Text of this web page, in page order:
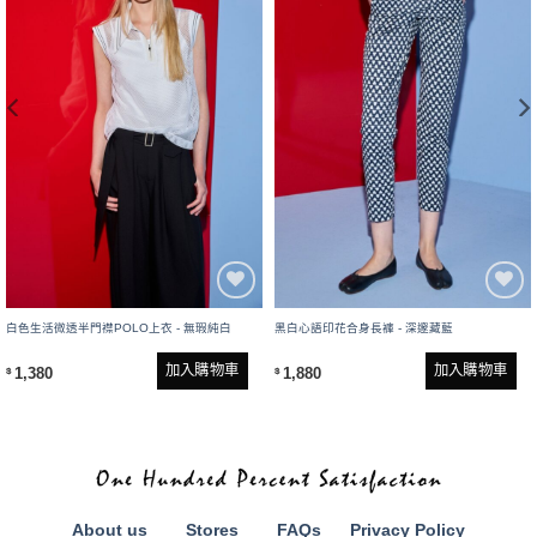
白色生活微透半門襟POLO上衣 - 無瑕純白
$ 1,380 加入購物車
黑白心語印花合身長褲 - 深邃藏藍
$ 1,880 加入購物車
About us Stores FAQs Privacy Policy